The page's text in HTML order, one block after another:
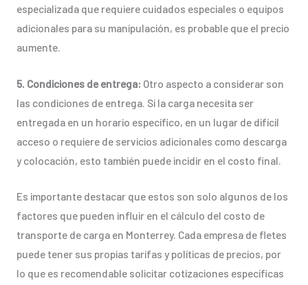
especializada que requiere cuidados especiales o equipos
adicionales para su manipulación, es probable que el precio
aumente.
5. Condiciones de entrega: Otro aspecto a considerar son
las condiciones de entrega. Si la carga necesita ser
entregada en un horario específico, en un lugar de difícil
acceso o requiere de servicios adicionales como descarga
y colocación, esto también puede incidir en el costo final.
Es importante destacar que estos son solo algunos de los
factores que pueden influir en el cálculo del costo de
transporte de carga en Monterrey. Cada empresa de fletes
puede tener sus propias tarifas y políticas de precios, por
lo que es recomendable solicitar cotizaciones específicas